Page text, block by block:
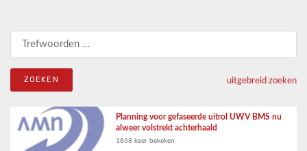
uitgebreid zoeken
Planning voor gefaseerde uitrol UWV BMS nu
alweer volstrekt achterhaald
1868 keer bekeken